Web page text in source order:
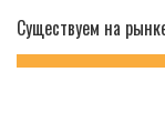
Существуем на